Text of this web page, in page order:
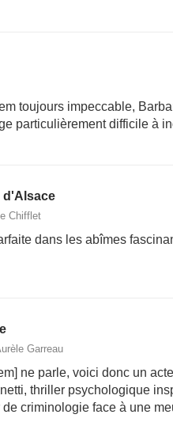
toujours impeccable,
particulièrement difficile à
d'Alsace
Chifflet
dans les abîmes
Garreau
ne parle, voici donc un
thriller psychologique
criminologie face à une